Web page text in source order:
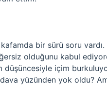
bir sürü soru vardı.
olduğunu kabul
düşüncesiyle içim
yüzünden yok oldu?